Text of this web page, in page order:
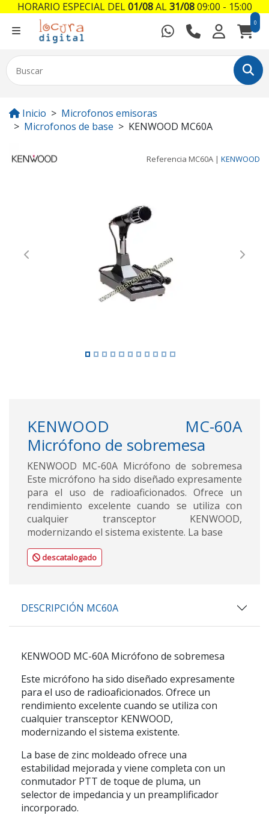
0
Inicio
Microfonos emisoras
Microfonos de base
KENWOOD MC60A
Referencia MC60A | KENWOOD
Previous Next
KENWOOD MC-60A
Micrófono de sobremesa
KENWOOD MC-60A Micrófono de sobremesa
Este micrófono ha sido diseñado expresamente
para el uso de radioaficionados. Ofrece un
rendimiento excelente cuando se utiliza con
cualquier transceptor KENWOOD,
modernizando el sistema existente. La base
descatalogado
DESCRIPCIÓN MC60A
KENWOOD MC-60A Micrófono de sobremesa
Este micrófono ha sido diseñado expresamente
para el uso de radioaficionados. Ofrece un
rendimiento excelente cuando se utiliza con
cualquier transceptor KENWOOD,
modernizando el sistema existente.
La base de zinc moldeado ofrece una
estabilidad mejorada y viene completa con un
conmutador PTT de toque de pluma, un
selector de impedancia y un preamplificador
incorporado.
HORARIO ESPECIAL DEL01/08AL31/0809:00 - 15:00